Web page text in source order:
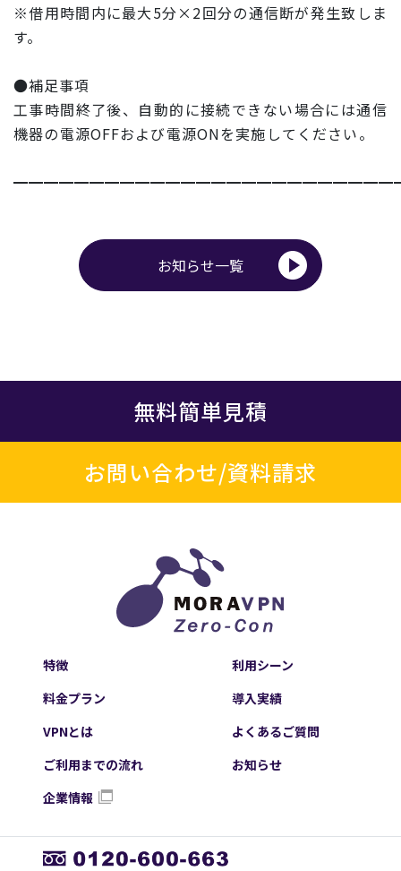
※借用時間内に最大5分×2回分の通信断が発生致しま
す。
●補足事項
工事時間終了後、 自動的に接続できない場合には通信
機器の電源OFFおよび電源ONを実施してください。
お知らせ一覧
無料簡単見積
お問い合わせ/資料請求
特徴
利用シーン
料金プラン
導入実績
VPNとは
よくあるご質問
ご利用までの流れ
お知らせ
企業情報